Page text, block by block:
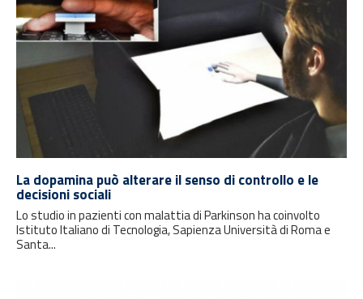
La dopamina può alterare il senso di controllo e le
decisioni sociali
Lo studio in pazienti con malattia di Parkinson ha coinvolto
Istituto Italiano di Tecnologia, Sapienza Università di Roma e
Santa...